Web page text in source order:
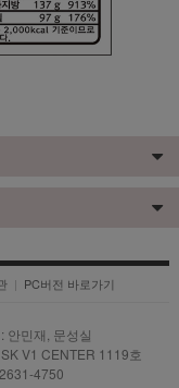
| PC버전 바로가기
안민재, 문성실
V1 CENTER 1119호
4750